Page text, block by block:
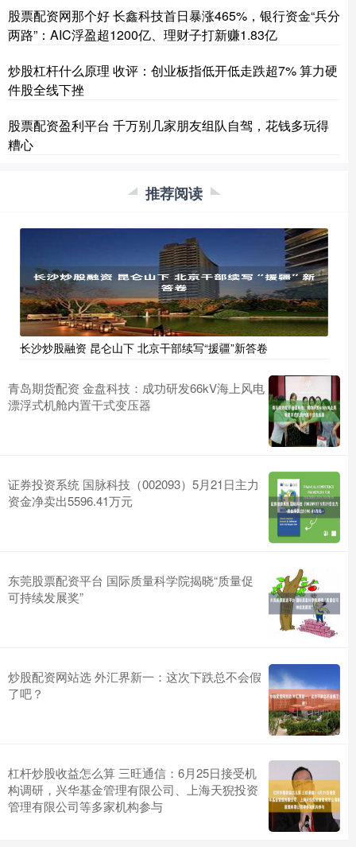
股票配资网那个好 长鑫科技首日暴涨465%，银行资金“兵分
两路”：AIC浮盈超1200亿、理财子打新赚1.83亿
炒股杠杆什么原理 收评：创业板指低开低走跌超7% 算力硬
件股全线下挫
股票配资盈利平台 千万别几家朋友组队自驾，花钱多玩得
糟心
推荐阅读
长沙炒股融资 昆仑山下 北京干部续写“援疆”新答卷
青岛期货配资 金盘科技：成功研发66kV海上风电
漂浮式机舱内置干式变压器
证券投资系统 国脉科技（002093）5月21日主力
资金净卖出5596.41万元
东莞股票配资平台 国际质量科学院揭晓“质量促
可持续发展奖”
炒股配资网站选 外汇界新一：这次下跌总不会假
了吧？
杠杆炒股收益怎么算 三旺通信：6月25日接受机
构调研，兴华基金管理有限公司、上海天猊投资
管理有限公司等多家机构参与